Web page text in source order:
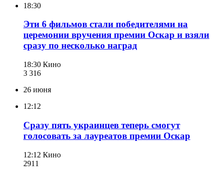
18:30
Эти 6 фильмов стали победителями на
церемонии вручения премии Оскар и взяли
сразу по несколько наград
18:30 Кино
3 316
26 июня
12:12
Сразу пять украинцев теперь смогут
голосовать за лауреатов премии Оскар
12:12 Кино
291 1